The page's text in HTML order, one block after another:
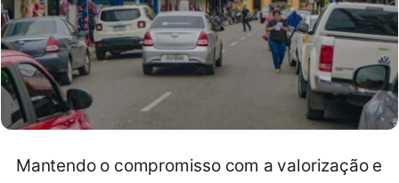
Mantendo o compromisso com a valorização e